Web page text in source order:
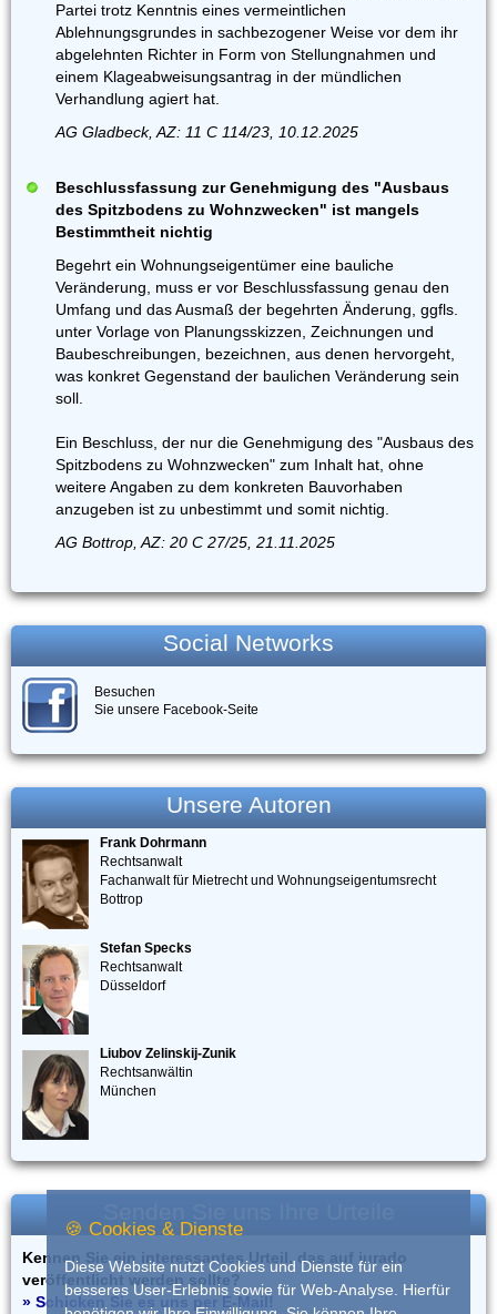
Partei trotz Kenntnis eines vermeintlichen
Ablehnungsgrundes in sachbezogener Weise vor dem ihr
abgelehnten Richter in Form von Stellungnahmen und
einem Klageabweisungsantrag in der mündlichen
Verhandlung agiert hat.
AG Gladbeck, AZ: 11 C 114/23, 10.12.2025
Beschlussfassung zur Genehmigung des "Ausbaus
des Spitzbodens zu Wohnzwecken" ist mangels
Bestimmtheit nichtig
Begehrt ein Wohnungseigentümer eine bauliche
Veränderung, muss er vor Beschlussfassung genau den
Umfang und das Ausmaß der begehrten Änderung, ggfls.
unter Vorlage von Planungsskizzen, Zeichnungen und
Baubeschreibungen, bezeichnen, aus denen hervorgeht,
was konkret Gegenstand der baulichen Veränderung sein
soll.
Ein Beschluss, der nur die Genehmigung des "Ausbaus des
Spitzbodens zu Wohnzwecken" zum Inhalt hat, ohne
weitere Angaben zu dem konkreten Bauvorhaben
anzugeben ist zu unbestimmt und somit nichtig.
AG Bottrop, AZ: 20 C 27/25, 21.11.2025
Social Networks
Besuchen
Sie unsere Facebook-Seite
Unsere Autoren
Frank Dohrmann
Rechtsanwalt
Fachanwalt für Mietrecht und Wohnungseigentumsrecht
Bottrop
Stefan Specks
Rechtsanwalt
Düsseldorf
Liubov Zelinskij-Zunik
Rechtsanwältin
München
Kennen Sie ein interessantes Urteil, das auf iurado
veröffentlicht werden sollte?
» Schicken Sie es uns per E-Mail!
🍪 Cookies & Dienste
Diese Website nutzt Cookies und Dienste für ein
besseres User-Erlebnis sowie für Web-Analyse. Hierfür